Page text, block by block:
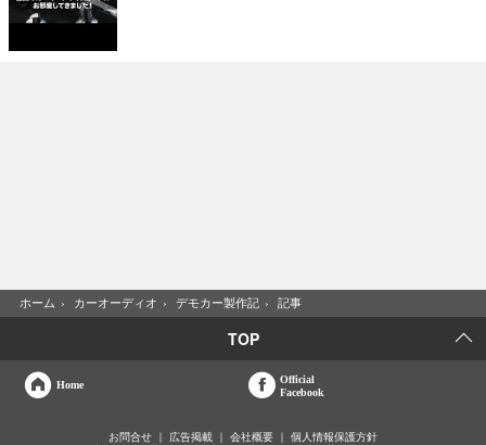
ホーム › カーオーディオ › デモカー製作記 › 記事
TOP
Home
Official
Facebook
お問合せ 広告掲載 会社概要 個人情報保護方針